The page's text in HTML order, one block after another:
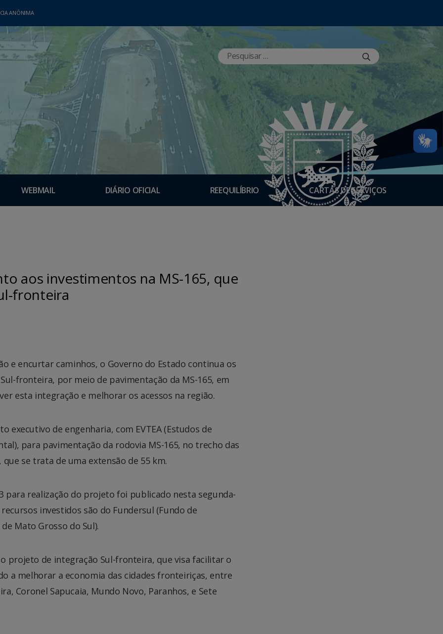
ANÔNIMA
WEBMAIL DIÁRIO OFICIAL REEQUILÍBRIO CARTAS DE SERVIÇOS
aos investimentos na MS-165, que
fronteira
e encurtar caminhos, o Governo do Estado continua os
fronteira, por meio de pavimentação da MS-165, em
esta integração e melhorar os acessos na região.
executivo de engenharia, com EVTEA (Estudos de
para pavimentação da rodovia MS-165, no trecho das
se trata de uma extensão de 55 km.
para realização do projeto foi publicado nesta segunda-
investidos são do Fundersul (Fundo de
Mato Grosso do Sul).
projeto de integração Sul-fronteira, que visa facilitar o
a melhorar a economia das cidades fronteiriças, entre
Coronel Sapucaia, Mundo Novo, Paranhos, e Sete